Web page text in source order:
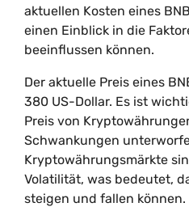
aktuellen Kosten eines
einen Einblick in die
beeinflussen können.
Der aktuelle Preis eines
380 US-Dollar. Es ist
Preis von
Schwankungen
Kryptowährungsmärkte
Volatilität, was bedeutet,
steigen und fallen können.